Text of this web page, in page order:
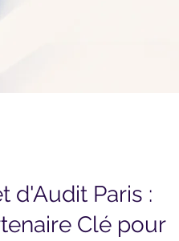
d'Audit Paris :
Clé pour